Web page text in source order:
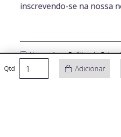
Qtd Adicionar
inscrevendo-se na nossa
Li e aceito aPolítica de